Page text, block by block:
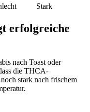
Stark
erfolgreiche
nach Toast oder
die THCA-
stark nach frischem